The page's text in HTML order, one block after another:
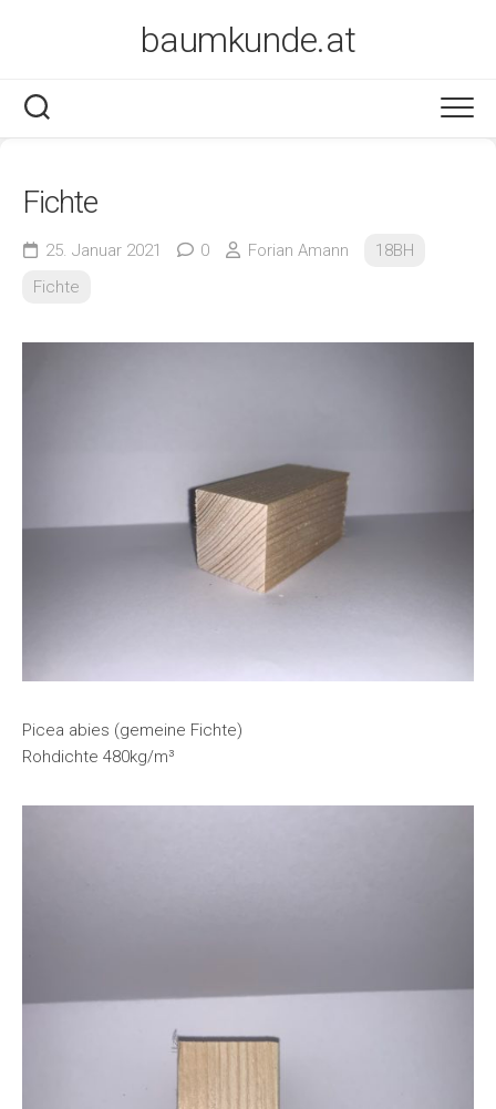
baumkunde.at
Fichte
25. Januar 2021 0 Forian Amann
18BH
Fichte
Picea abies (gemeine Fichte)
Rohdichte 480kg/m³